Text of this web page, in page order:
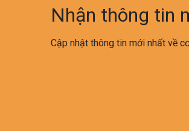
Nhận thông tin
Cập nhật thông tin mới nhất về